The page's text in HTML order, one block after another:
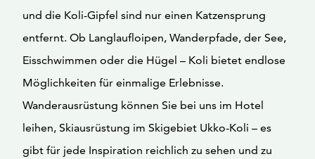
und die Koli-Gipfel sind nur einen Katzensprung
entfernt. Ob Langlaufloipen, Wanderpfade, der See,
Eisschwimmen oder die Hügel – Koli bietet endlose
Möglichkeiten für einmalige Erlebnisse.
Wanderausrüstung können Sie bei uns im Hotel
leihen, Skiausrüstung im Skigebiet Ukko-Koli – es
gibt für jede Inspiration reichlich zu sehen und zu